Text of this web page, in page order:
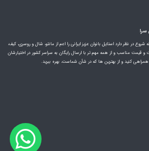
سرا
شروع در نظر دارد استایل بانوان عزیز ایرانی را اعم از مانتو، شال و روسری، کیف،
و قیمت مناسب و از همه مهم تر با ارسال رایگان به سراسر کشور در اختیارشان
کنید و از بهترین ها که در شأن شماست، بهره ببرید.